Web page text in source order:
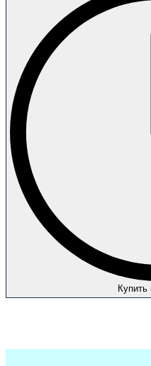
Купить